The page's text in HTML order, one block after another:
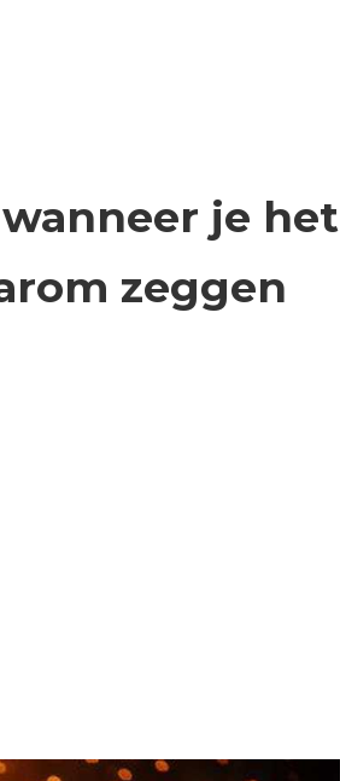
je het
zeggen